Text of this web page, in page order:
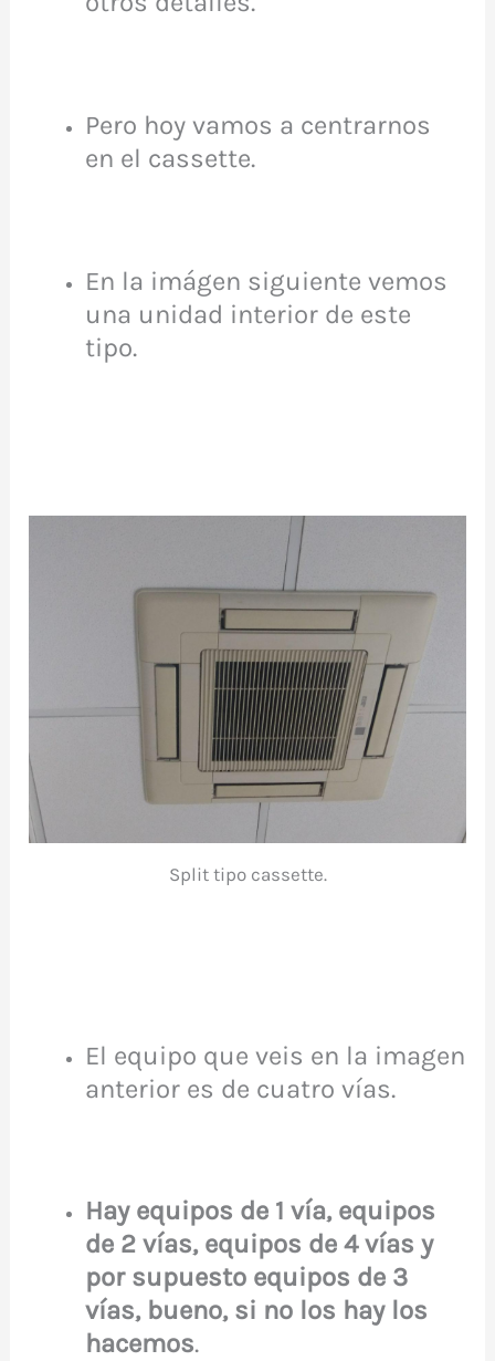
Pero hoy vamos a centrarnos
en el cassette.
En la imágen siguiente vemos
una unidad interior de este
tipo.
Split tipo cassette.
El equipo que veis en la imagen
anterior es de cuatro vías.
Hay equipos de 1 vía, equipos
de 2 vías, equipos de 4 vías y
por supuesto equipos de 3
vías, bueno, si no los hay los
hacemos.